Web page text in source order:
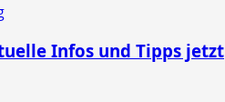
Infos und Tipps jetzt